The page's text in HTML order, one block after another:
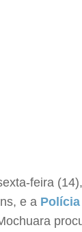
feira
e a